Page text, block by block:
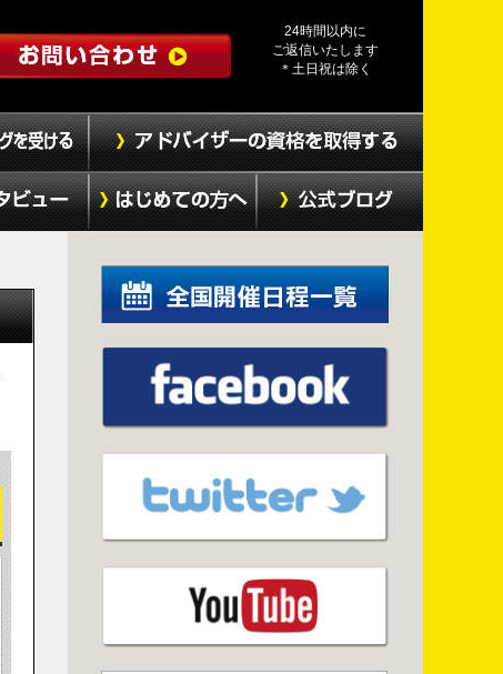
24時間以内に
ご返信いたします
＊土日祝は除く